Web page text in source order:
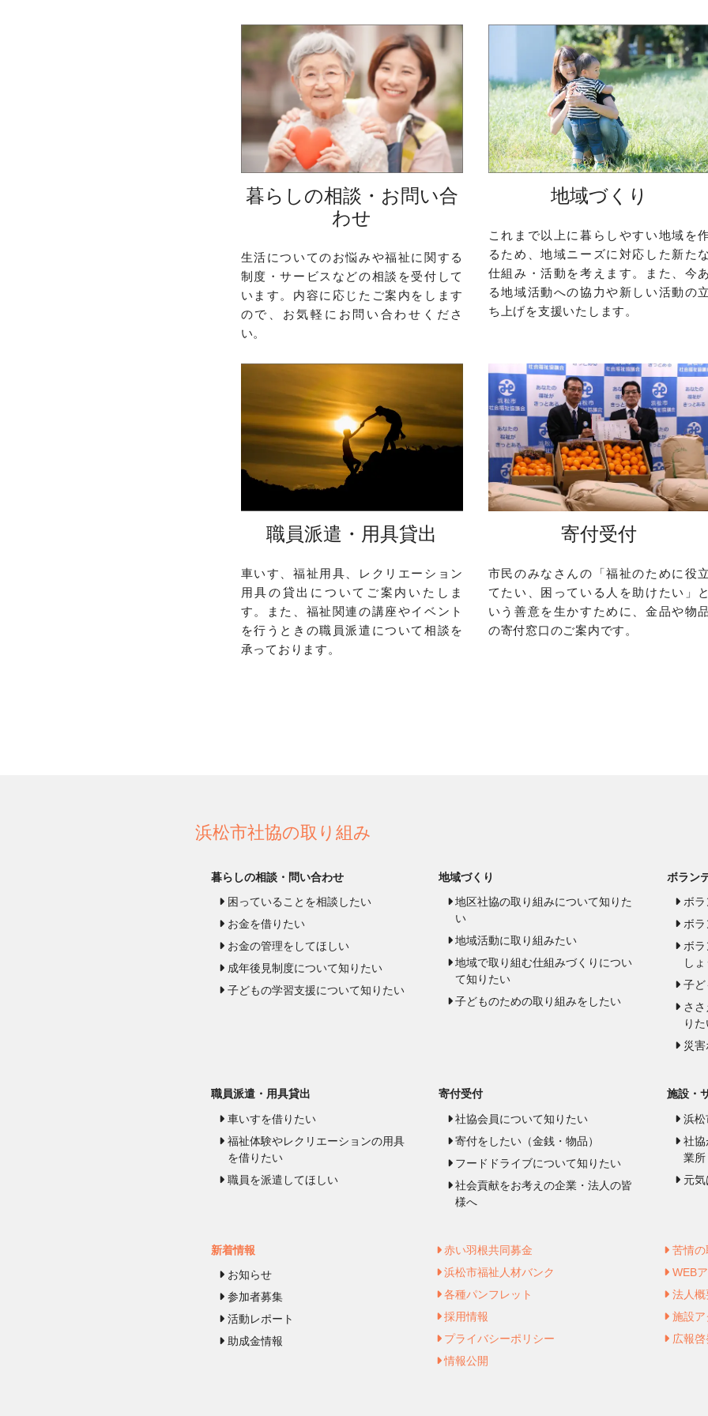
暮らしの相談・お問い合
わせ
生活についてのお悩みや福祉に関する
制度・サービスなどの相談を受付して
います。内容に応じたご案内をします
ので、お気軽にお問い合わせくださ
い。
地域づくり
これまで以上に暮らしやすい地域を
るため、地域ニーズに対応した新た
仕組み・活動を考えます。また、今
る地域活動への協力や新しい活動の
ち上げを支援いたします。
職員派遣・用具貸出
車いす、福祉用具、レクリエーション
用具の貸出についてご案内いたしま
す。また、福祉関連の講座やイベント
を行うときの職員派遣について相談を
承っております。
寄付受付
市民のみなさんの「福祉のために役
てたい、困っている人を助けたい」
いう善意を生かすために、金品や物
の寄付窓口のご案内です。
浜松市社協の取り組み
暮らしの相談・問い合わせ
困っていることを相談したい
お金を借りたい
お金の管理をしてほしい
成年後見制度について知りたい
子どもの学習支援について知りたい
地域づくり
地区社協の取り組みについて知りた
い
地域活動に取り組みたい
地域で取り組む仕組みづくりについ
て知りたい
子どものための取り組みをしたい
ボラン
ボ
ボ
ボ
し
子ど
さ
り
災
職員派遣・用具貸出
車いすを借りたい
福祉体験やレクリエーションの用具
を借りたい
職員を派遣してほしい
寄付受付
社協会員について知りたい
寄付をしたい（金銭・物品）
フードドライブについて知りたい
社会貢献をお考えの企業・法人の皆
様へ
施設・
浜松
社協
業所
元
新着情報
お知らせ
参加者募集
活動レポート
助成金情報
赤い羽根共同募金
浜松市福祉人材バンク
各種パンフレット
採用情報
プライバシーポリシー
情報公開
苦情
WEB
法人概
施設
広報